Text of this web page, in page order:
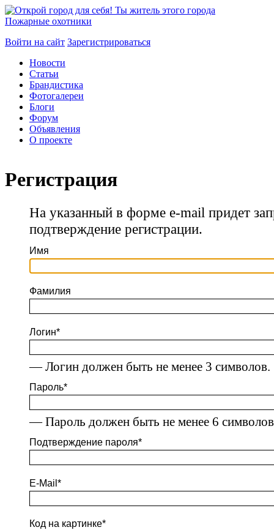
Пожарные охотники
Войти на сайт Зарегистрироваться
Новости
Статьи
Брандистика
Фотогалереи
Блоги
Форум
Объявления
О проекте
Регистрация
На указанный в форме e-mail придет
подтверждение регистрации.
Имя
Фамилия
Логин*
— Логин должен быть не менее 3 символов.
Пароль*
— Пароль должен быть не менее 6
Подтверждение пароля*
E-Mail *
Код на картинке*